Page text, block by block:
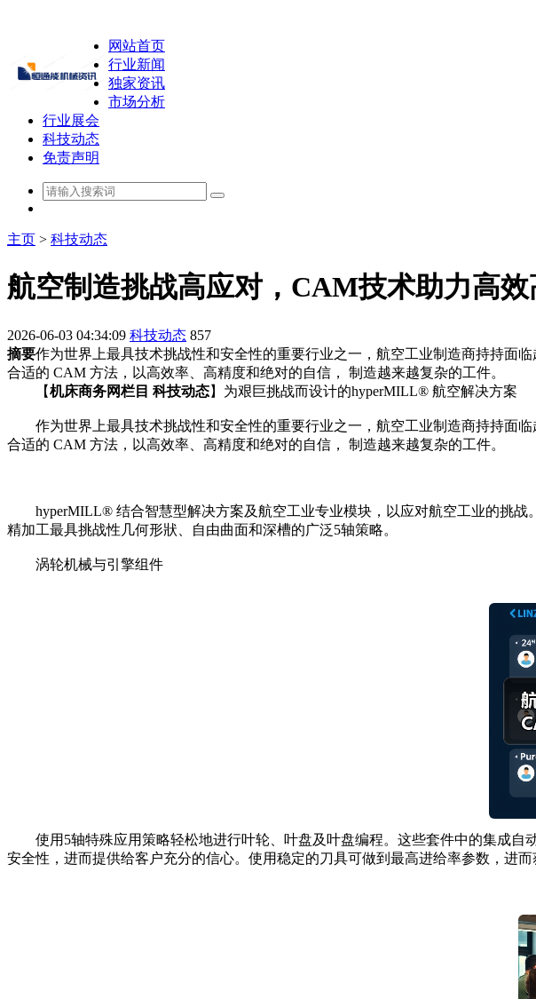
网站首页
行业新闻
独家资讯
市场分析
行业展会
科技动态
免责声明
主页 > 科技动态
航空制造挑战高应对，CAM技术助力高
2026-06-03 04:34:09 科技动态 857
摘要作为世界上最具技术挑战性和安全性的重要行业之一，航空工业制造商持持面
合适的 CAM 方法，以高效率、高精度和绝对的自信， 制造越来越复杂的工件。
【机床商务网栏目 科技动态】为艰巨挑战而设计的hyperMILL® 航空解决方案
作为世界上最具技术挑战性和安全性的重要行业之一，航空工业制造商持持面临
合适的 CAM 方法，以高效率、高精度和绝对的自信， 制造越来越复杂的工件。
hyperMILL® 结合智慧型解决方案及航空工业专业模块，以应对航空工业的挑战
精加工最具挑战性几何形狀、自由曲面和深槽的广泛5轴策略。
涡轮机械与引擎组件
使用5轴特殊应用策略轻松地进行叶轮、叶盘及叶盘编程。这些套件中的集成自
安全性，进而提供给客户充分的信心。使用稳定的刀具可做到最高进给率参数，进而